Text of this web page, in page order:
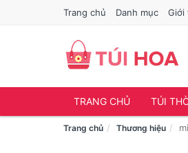
Trang chủ Danh mục Giới
TRANG CHỦ TÚI
Trang chủ Thương hiệu